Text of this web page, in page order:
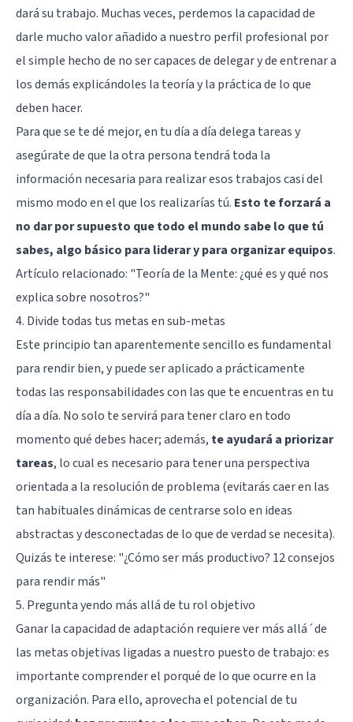
dará su trabajo. Muchas veces, perdemos la capacidad de
darle mucho valor añadido a nuestro perfil profesional por
el simple hecho de no ser capaces de delegar y de entrenar a
los demás explicándoles la teoría y la práctica de lo que
deben hacer.
Para que se te dé mejor, en tu día a día delega tareas y
asegúrate de que la otra persona tendrá toda la
información necesaria para realizar esos trabajos casi del
mismo modo en el que los realizarías tú. Esto te forzará a
no dar por supuesto que todo el mundo sabe lo que tú
sabes, algo básico para liderar y para organizar equipos.
Artículo relacionado: "Teoría de la Mente: ¿qué es y qué nos
explica sobre nosotros?"
4. Divide todas tus metas en sub-metas
Este principio tan aparentemente sencillo es fundamental
para rendir bien, y puede ser aplicado a prácticamente
todas las responsabilidades con las que te encuentras en tu
día a día. No solo te servirá para tener claro en todo
momento qué debes hacer; además, te ayudará a priorizar
tareas, lo cual es necesario para tener una perspectiva
orientada a la resolución de problema (evitarás caer en las
tan habituales dinámicas de centrarse solo en ideas
abstractas y desconectadas de lo que de verdad se necesita).
Quizás te interese: "¿Cómo ser más productivo? 12 consejos
para rendir más"
5. Pregunta yendo más allá de tu rol objetivo
Ganar la capacidad de adaptación requiere ver más allá´de
las metas objetivas ligadas a nuestro puesto de trabajo: es
importante comprender el porqué de lo que ocurre en la
organización. Para ello, aprovecha el potencial de tu